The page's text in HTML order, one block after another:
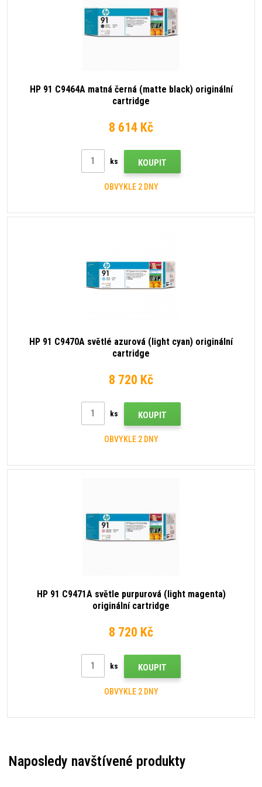
HP 91 C9464A matná černá (matte black) originální
cartridge
8 614 Kč
ks KOUPIT
OBVYKLE 2 DNY
HP 91 C9470A světlé azurová (light cyan) originální
cartridge
8 720 Kč
ks KOUPIT
OBVYKLE 2 DNY
HP 91 C9471A světle purpurová (light magenta)
originální cartridge
8 720 Kč
ks KOUPIT
OBVYKLE 2 DNY
Naposledy navštívené produkty